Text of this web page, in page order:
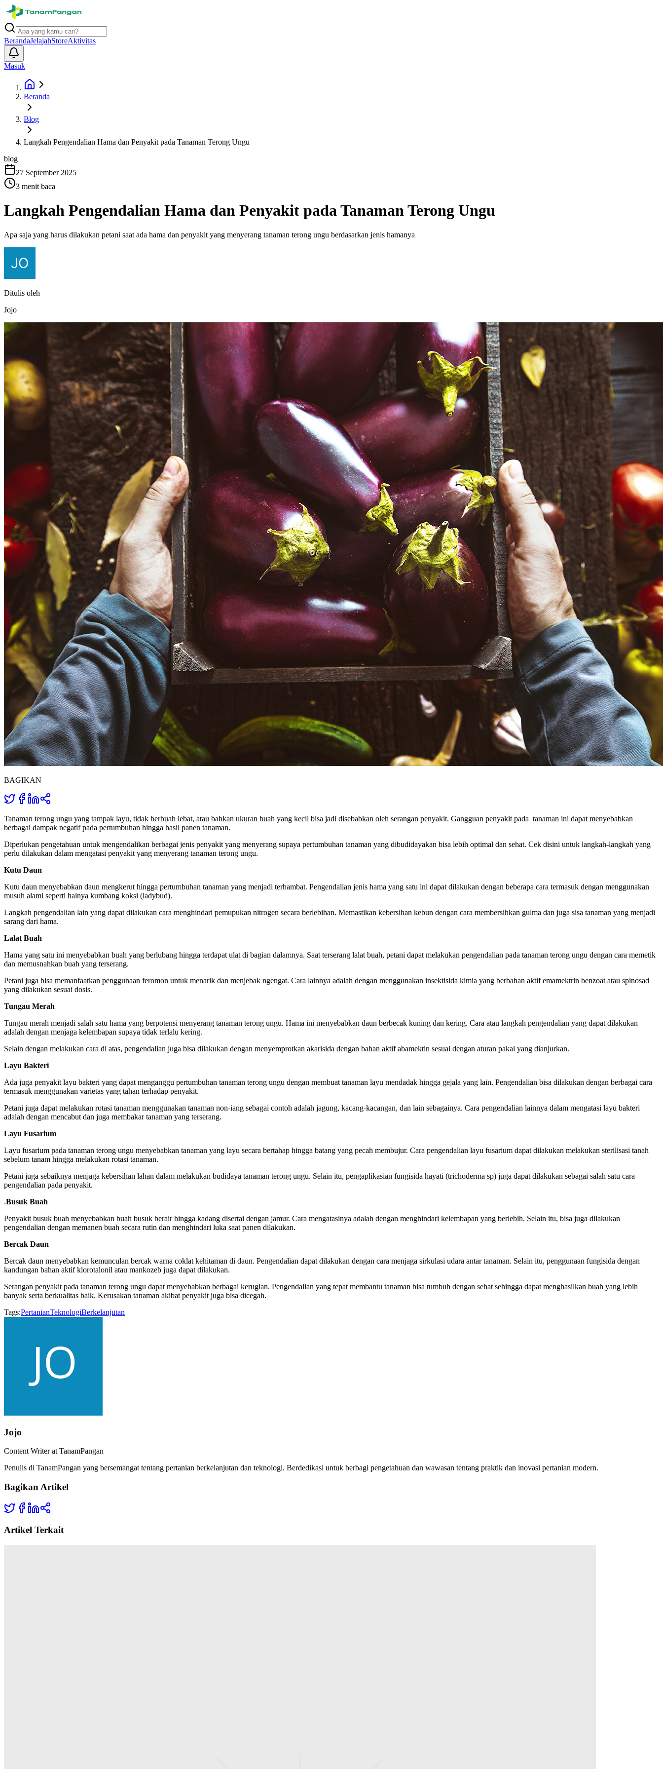
BerandaJelajahStoreAktivitas
Masuk
Beranda
Blog
Langkah Pengendalian Hama dan Penyakit pada Tanaman Terong Ungu
blog
27 September 2025
3 menit baca
Langkah Pengendalian Hama dan Penyakit pada Tanaman Terong Ungu
Apa saja yang harus dilakukan petani saat ada hama dan penyakit yang menyerang tanaman terong ungu berdasarkan jenis hamanya
Ditulis oleh
Jojo
BAGIKAN
Tanaman terong ungu yang tampak layu, tidak berbuah lebat, atau bahkan ukuran buah yang kecil bisa jadi disebabkan oleh serangan penyakit. Gangguan penyakit pada tanaman ini dapat menyebabkan
berbagai dampak negatif pada pertumbuhan hingga hasil panen tanaman.
Diperlukan pengetahuan untuk mengendalikan berbagai jenis penyakit yang menyerang supaya pertumbuhan tanaman yang dibudidayakan bisa lebih optimal dan sehat. Cek disini untuk langkah-langkah yang
perlu dilakukan dalam mengatasi penyakit yang menyerang tanaman terong ungu.
Kutu Daun
Kutu daun menyebabkan daun mengkerut hingga pertumbuhan tanaman yang menjadi terhambat. Pengendalian jenis hama yang satu ini dapat dilakukan dengan beberapa cara termasuk dengan menggunakan
musuh alami seperti halnya kumbang koksi (ladybud).
Langkah pengendalian lain yang dapat dilakukan cara menghindari pemupukan nitrogen secara berlebihan. Memastikan kebersihan kebun dengan cara membersihkan gulma dan juga sisa tanaman yang menjadi
sarang dari hama.
Lalat Buah
Hama yang satu ini menyebabkan buah yang berlubang hingga terdapat ulat di bagian dalamnya. Saat terserang lalat buah, petani dapat melakukan pengendalian pada tanaman terong ungu dengan cara memetik
dan memusnahkan buah yang terserang.
Petani juga bisa memanfaatkan penggunaan feromon untuk menarik dan menjebak ngengat. Cara lainnya adalah dengan menggunakan insektisida kimia yang berbahan aktif emamektrin benzoat atau spinosad
yang dilakukan sesuai dosis.
Tungau Merah
Tungau merah menjadi salah satu hama yang berpotensi menyerang tanaman terong ungu. Hama ini menyebabkan daun berbecak kuning dan kering. Cara atau langkah pengendalian yang dapat dilakukan
adalah dengan menjaga kelembapan supaya tidak terlalu kering.
Selain dengan melakukan cara di atas, pengendalian juga bisa dilakukan dengan menyemprotkan akarisida dengan bahan aktif abamektin sesuai dengan aturan pakai yang dianjurkan.
Layu Bakteri
Ada juga penyakit layu bakteri yang dapat menganggu pertumbuhan tanaman terong ungu dengan membuat tanaman layu mendadak hingga gejala yang lain. Pengendalian bisa dilakukan dengan berbagai cara
termasuk menggunakan varietas yang tahan terhadap penyakit.
Petani juga dapat melakukan rotasi tanaman menggunakan tanaman non-iang sebagai contoh adalah jagung, kacang-kacangan, dan lain sebagainya. Cara pengendalian lainnya dalam mengatasi layu bakteri
adalah dengan mencabut dan juga membakar tanaman yang terserang.
Layu Fusarium
Layu fusarium pada tanaman terong ungu menyebabkan tanaman yang layu secara bertahap hingga batang yang pecah membujur. Cara pengendalian layu fusarium dapat dilakukan melakukan sterilisasi tanah
sebelum tanam hingga melakukan rotasi tanaman.
Petani juga sebaiknya menjaga kebersihan lahan dalam melakukan budidaya tanaman terong ungu. Selain itu, pengaplikasian fungisida hayati (trichoderma sp) juga dapat dilakukan sebagai salah satu cara
pengendalian pada penyakit.
.Busuk Buah
Penyakit busuk buah menyebabkan buah busuk berair hingga kadang disertai dengan jamur. Cara mengatasinya adalah dengan menghindari kelembapan yang berlebih. Selain itu, bisa juga dilakukan
pengendalian dengan memanen buah secara rutin dan menghindari luka saat panen dilakukan.
Bercak Daun
Bercak daun menyebabkan kemunculan bercak warna coklat kehitaman di daun. Pengendalian dapat dilakukan dengan cara menjaga sirkulasi udara antar tanaman. Selain itu, penggunaan fungisida dengan
kandungan bahan aktif klorotalonil atau mankozeb juga dapat dilakukan.
Serangan penyakit pada tanaman terong ungu dapat menyebabkan berbagai kerugian. Pengendalian yang tepat membantu tanaman bisa tumbuh dengan sehat sehingga dapat menghasilkan buah yang lebih
banyak serta berkualitas baik. Kerusakan tanaman akibat penyakit juga bisa dicegah.
Tags:PertanianTeknologiBerkelanjutan
Jojo
Content Writer at TanamPangan
Penulis di TanamPangan yang bersemangat tentang pertanian berkelanjutan dan teknologi. Berdedikasi untuk berbagi pengetahuan dan wawasan tentang praktik dan inovasi pertanian modern.
Bagikan Artikel
Artikel Terkait